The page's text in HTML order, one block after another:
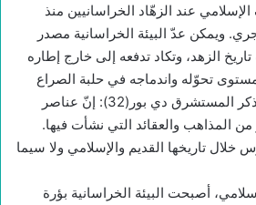
عند الزهّاد الخراسانيين منذ
ويمكن عدّ البيئة الخراسانية مصدر
الزهد، وتكاد تدفعه إلى خارج إطاره
تحوّله واندماجه في حلبة الصراع
الإيديولوجي المتصاعد. وذكر المستشرق دي بور(32): إنّ عناصر
من المذاهب والعقائد التي نشأت فيها.
خلال تاريخها القديم والإسلامي ولا سيما
أصبحت البيئة الخراسانية بؤرة